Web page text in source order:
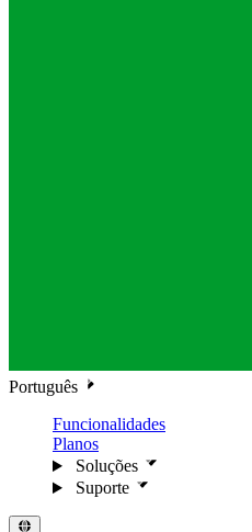
Português
Funcionalidades
Planos
Soluções
Suporte